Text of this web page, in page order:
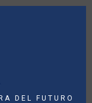
DEL FUTURO